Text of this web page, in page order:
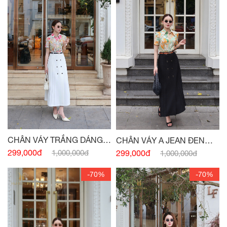
CHÂN VÁY TRẮNG DÁNG A
BẤU LY ĐÍNH CÚC -(HẾT
299,000đ 1,000,000đ
CHÂN VÁY A JEAN ĐEN
BẤU LY ĐÍNH CÚC -(HẾT
299,000đ 1,000,000đ
-70% -70%